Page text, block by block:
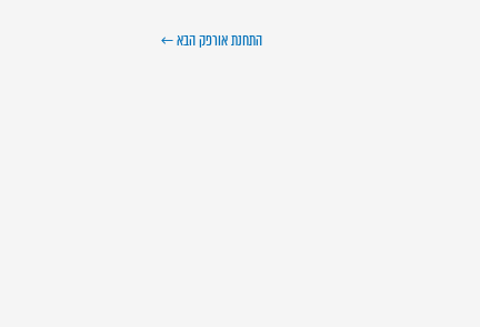
התחנת אורפק הבא←